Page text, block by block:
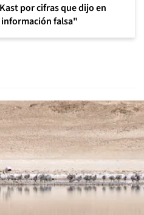
por cifras que dijo en
falsa"